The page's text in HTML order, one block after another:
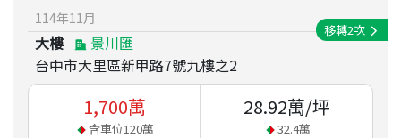
114年11 月
大樓
景川匯
台中市大里區新甲路7號九樓之2
移轉2次
1,700萬
含車位120萬
28.92萬/坪
32.4萬